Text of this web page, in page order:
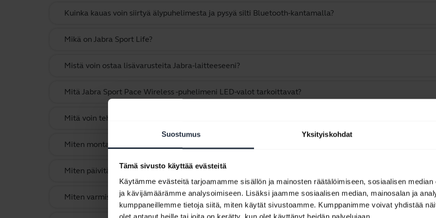
Suostumus Yksityiskohdat
Tämä sivusto käyttää evästeitä
Käytämme evästeitä tarjoamamme sisällön ja mainosten räätälöimiseen, sosiaalisen
ja kävijämäärämme analysoimiseen. Lisäksi jaamme sosiaalisen median, mainosalan ja
kumppaneillemme tietoja siitä, miten käytät sivustoamme. Kumppanimme voivat yhdistää
olet antanut heille tai joita on kerätty, kun olet käyttänyt heidän palvelujaan.
Kuinka kauas voin siirtyä älypuhelimesta ja pysyä silti Bluetooth-kantamalla?
Mikä on Jabra Sport Life?
Mistä voin ostaa lisävarusteita Jabra-laitteeseeni?
Mitä Jabra Sport Pace Wireless -puhelimeni LED-valot tarkoittavat?
Mitä voin tehdä, jos pariliitostoimet eivät onnistu?
Miten monta Bluetooth-laitetta voin yhdistää Jabra-laitteeseen pariliitoksen avulla?
Miten päivitän Jabra-laitteen laiteohjelmiston tai vaihdan kieliasetuksen laiteohjelmiston ohjatun
Miten varmistan Jabra Sport Pace -kuulokkeiden parhaan sopivuuden?